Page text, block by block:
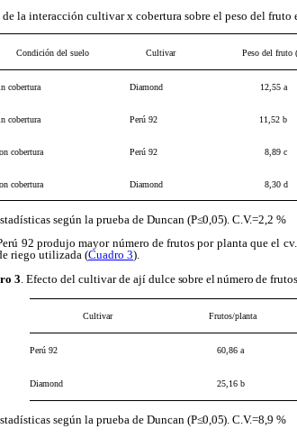
de la interacción cultivar x cobertura sobre el peso del
Condición del suelo Cultivar Peso del fruto
cobertura Diamond 12,55 a
cobertura Perú 92 11,52 b
cobertura Perú 92 8,89 c
cobertura Diamond 8,30 d
según la prueba de Duncan (P≤0,05) . C.V.=2,2 %
92 produjo mayor número de frutos por planta que el
riego utilizada (Cuadro 3).
3 . Efecto del cultivar de ají dulce sobre el númerode
Cultivar Frutos/planta
Perú 92 60,86 a
Diamond 25,16 b
según la prueba de Duncan (P≤0,05). C.V.=8,9 %